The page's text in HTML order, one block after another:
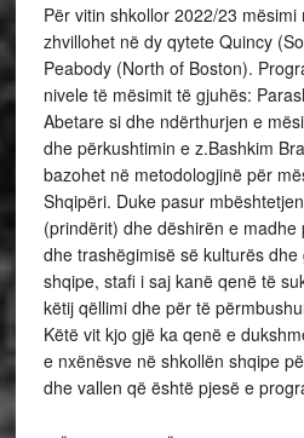
Për vitin shkollor 2022/23
zhvillohet në dy qytete Quincy
Peabody (North of Boston).
nivele të mësimit të gjuhës:
Abetare si dhe ndërthurjen e
dhe përkushtimin e z.Bashkim
bazohet në metodologjinë për
Shqipëri. Duke pasur
(prindërit) dhe dëshirën e
dhe trashëgimisë së kulturës
shqipe, stafi i saj kanë qenë të
këtij qëllimi dhe për të
Këtë vit kjo gjë ka qenë e
e nxënësve në shkollën shqipe
dhe vallen që është pjesë e